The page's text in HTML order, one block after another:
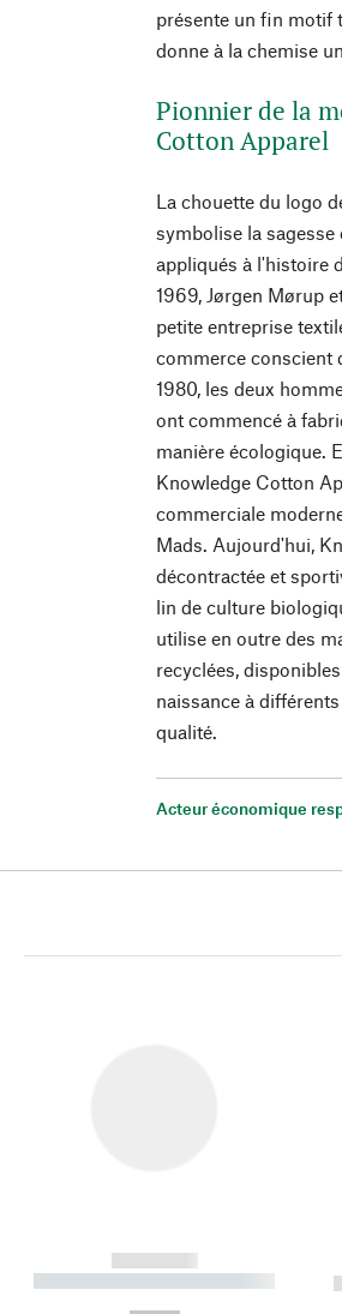
présente un fin motif
donne à la chemise
Pionnier de la
Cotton Apparel
La chouette du logo
symbolise la
appliqués à l'histoire
1969, Jørgen Mørup
petite entreprise
commerce conscient
1980, les deux
ont commencé à
manière écologique.
Knowledge Cotton
commerciale
Mads. Aujourd'hui,
décontractée et
lin de culture
utilise en outre des
recyclées,
naissance à
qualité.
Acteur économique
------------
----------- ----------- ----------